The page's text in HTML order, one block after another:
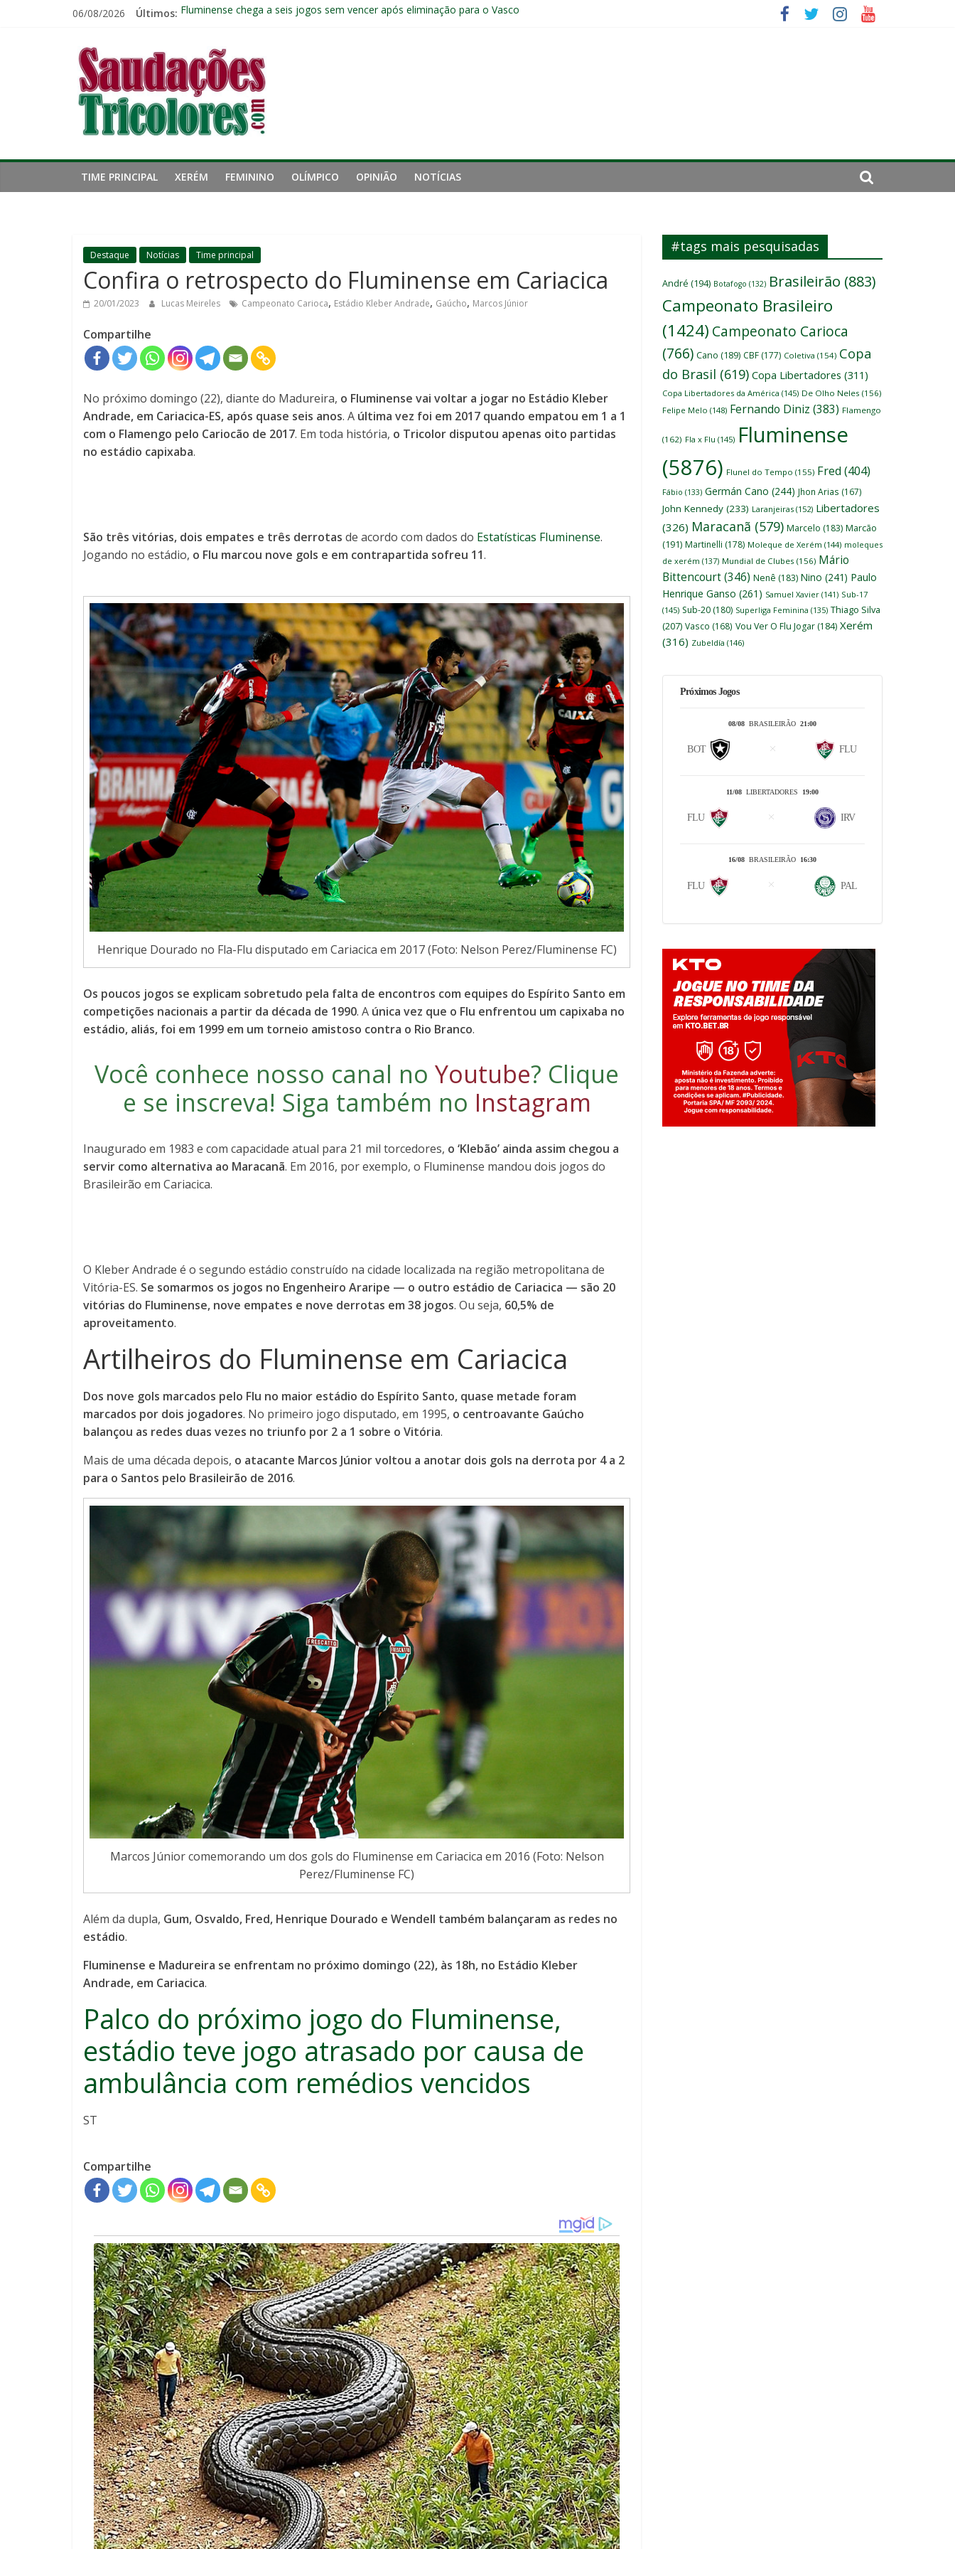
06/08/2026 Últimos: Fluminense chega a seis jogos sem vencer após eliminação para o Vasco
Eliminação para o Vasco amplia jejum do Fluminense para seis jogos, a pior sequência desde a crise de 2024
Reféns da própria inércia: A manutenção de Zubeldía e o risco de jogar o ano do Flu no lixo
Saudações
Tricolores
TIME PRINCIPAL XERÉM FEMININO OLÍMPICO OPINIÃO NOTÍCIAS
Destaque Notícias Time principal
Confira o retrospecto do Fluminense em Cariacica
20/01/2023 Lucas Meireles Campeonato Carioca, Estádio Kleber Andrade, Gaúcho, Marcos Júnior
Compartilhe
No próximo domingo (22), diante do Madureira, o Fluminense vai voltar a jogar no Estádio Kleber
Andrade, em Cariacica-ES, após quase seis anos. A última vez foi em 2017 quando empatou em 1 a 1
com o Flamengo pelo Cariocão de 2017. Em toda história, o Tricolor disputou apenas oito partidas
no estádio capixaba.
São três vitórias, dois empates e três derrotas de acordo com dados do Estatísticas Fluminense.
Jogando no estádio, o Flu marcou nove gols e em contrapartida sofreu 11.
Henrique Dourado no Fla-Flu disputado em Cariacica em 2017 (Foto: Nelson Perez/Fluminense FC)
Os poucos jogos se explicam sobretudo pela falta de encontros com equipes do Espírito Santo em
competições nacionais a partir da década de 1990. A única vez que o Flu enfrentou um capixaba no
estádio, aliás, foi em 1999 em um torneio amistoso contra o Rio Branco.
Você conhece nosso canal no Youtube? Clique
e se inscreva! Siga também no Instagram
Inaugurado em 1983 e com capacidade atual para 21 mil torcedores, o ‘Klebão’ ainda assim chegou a
servir como alternativa ao Maracanã. Em 2016, por exemplo, o Fluminense mandou dois jogos do
Brasileirão em Cariacica.
O Kleber Andrade é o segundo estádio construído na cidade localizada na região metropolitana de
Vitória-ES. Se somarmos os jogos no Engenheiro Araripe — o outro estádio de Cariacica — são 20
vitórias do Fluminense, nove empates e nove derrotas em 38 jogos. Ou seja, 60,5% de
aproveitamento.
Artilheiros do Fluminense em Cariacica
Dos nove gols marcados pelo Flu no maior estádio do Espírito Santo, quase metade foram
marcados por dois jogadores. No primeiro jogo disputado, em 1995, o centroavante Gaúcho
balançou as redes duas vezes no triunfo por 2 a 1 sobre o Vitória.
Mais de uma década depois, o atacante Marcos Júnior voltou a anotar dois gols na derrota por 4 a 2
para o Santos pelo Brasileirão de 2016.
Marcos Júnior comemorando um dos gols do Fluminense em Cariacica em 2016 (Foto: Nelson
Perez/Fluminense FC)
Além da dupla, Gum, Osvaldo, Fred, Henrique Dourado e Wendell também balançaram as redes no
estádio.
Fluminense e Madureira se enfrentam no próximo domingo (22), às 18h, no Estádio Kleber
Andrade, em Cariacica.
Palco do próximo jogo do Fluminense,
estádio teve jogo atrasado por causa de
ambulância com remédios vencidos
ST
Compartilhe
#tags mais pesquisadas
André (194) Botafogo (132) Brasileirão (883)
Campeonato Brasileiro
(1424) Campeonato Carioca
(766) Cano (189) CBF (177) Coletiva (154) Copa
do Brasil (619) Copa Libertadores (311)
Copa Libertadores da América (145) De Olho Neles (156)
Felipe Melo (148) Fernando Diniz (383) Flamengo
(162) Fla x Flu (145) Fluminense
(5876) Flunel do Tempo (155) Fred (404)
Fábio (133) Germán Cano (244) Jhon Arias (167)
John Kennedy (233) Laranjeiras (152) Libertadores
(326) Maracanã (579) Marcelo (183) Marcão
(191) Martinelli (178) Moleque de Xerém (144) moleques
de xerém (137) Mundial de Clubes (156) Mário
Bittencourt(346) Nenê (183) Nino (241) Paulo
Henrique Ganso (261) Samuel Xavier (141) Sub-17
(145) Sub-20 (180) Superliga Feminina (135) Thiago Silva
(207) Vasco (168) Vou Ver O Flu Jogar (184) Xerém
(316) Zubeldía (146)
Próximos Jogos
08/08 BRASILEIRÃO 21:00
BOT FLU
11/08 LIBERTADORES 19:00
FLU IRV
16/08 BRASILEIRÃO 16:30
FLU PAL
Jogue com responsabilidade. 18+